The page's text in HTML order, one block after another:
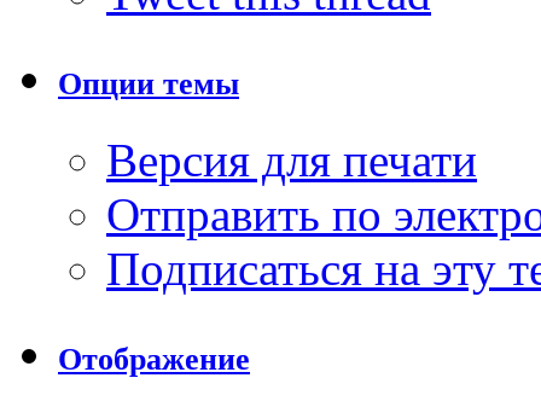
Опции темы
Версия для печати
Отправить по
Подписаться на эту
Отображение